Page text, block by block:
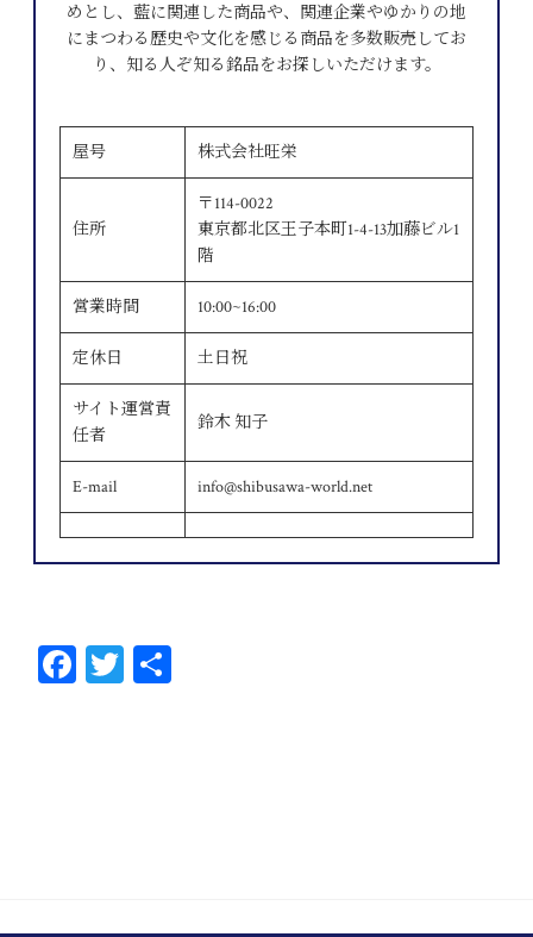
めとし、藍に関連した商品や、関連企業やゆかりの地
にまつわる歴史や文化を感じる商品を多数販売してお
り、知る人ぞ知る銘品をお探しいただけます。
屋号 株式会社旺栄
住所
〒114-0022
東京都北区王子本町1-4-13加藤ビル1
階
営業時間 10:00~16:00
定休日 土日祝
サイト運営責
任者
鈴木 知子
E-mail info@shibusawa-world.net
Fa T